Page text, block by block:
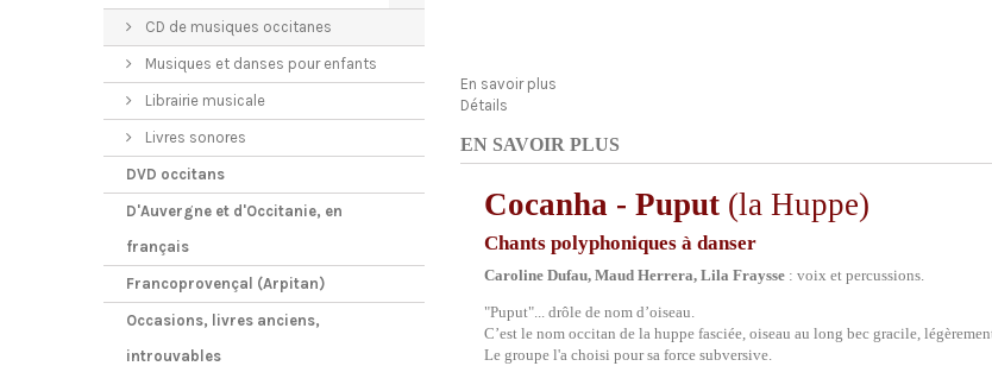
CD de musiques occitanes
Musiques et danses pour enfants
Librairie musicale
Livres sonores
DVD occitans
D'Auvergne et d'Occitanie, en
français
Francoprovençal (Arpitan)
Occasions, livres anciens,
introuvables
En savoir plus
Détails
EN SAVOIR PLUS
Cocanha - Puput (la Huppe)
Chants polyphoniques à danser
Caroline Dufau, Maud Herrera, Lila Fraysse : voix et percussions.
"Puput"... drôle de nom d’oiseau.
C’est le nom occitan de la huppe fasciée, oiseau au long bec gracile,
Le groupe l'a choisi pour sa force subversive.